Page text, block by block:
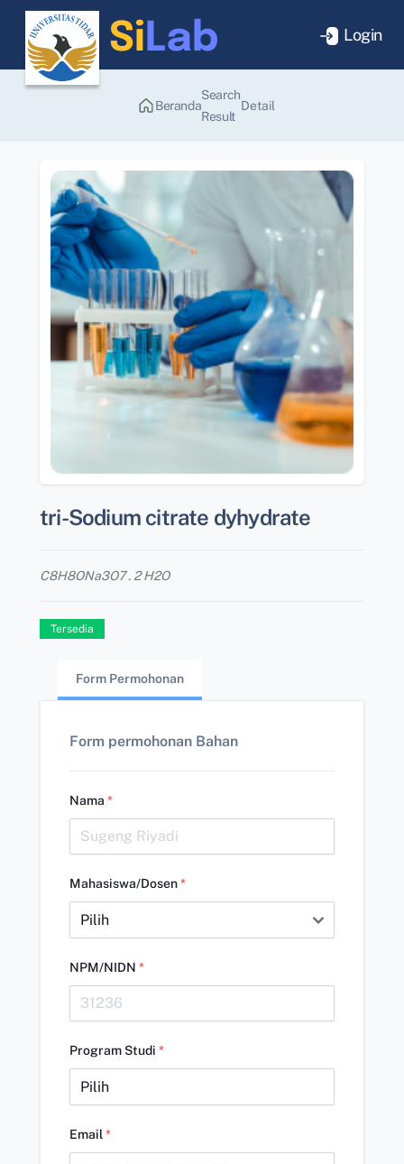
Login
Beranda
Search
Result
Detail
tri-Sodium citrate dyhydrate
C8H8ONa3O7 . 2 H2O
Tersedia
Form Permohonan
Form permohonan Bahan
Nama *
Mahasiswa/Dosen*
NPM/NIDN *
Program Studi *
Email *